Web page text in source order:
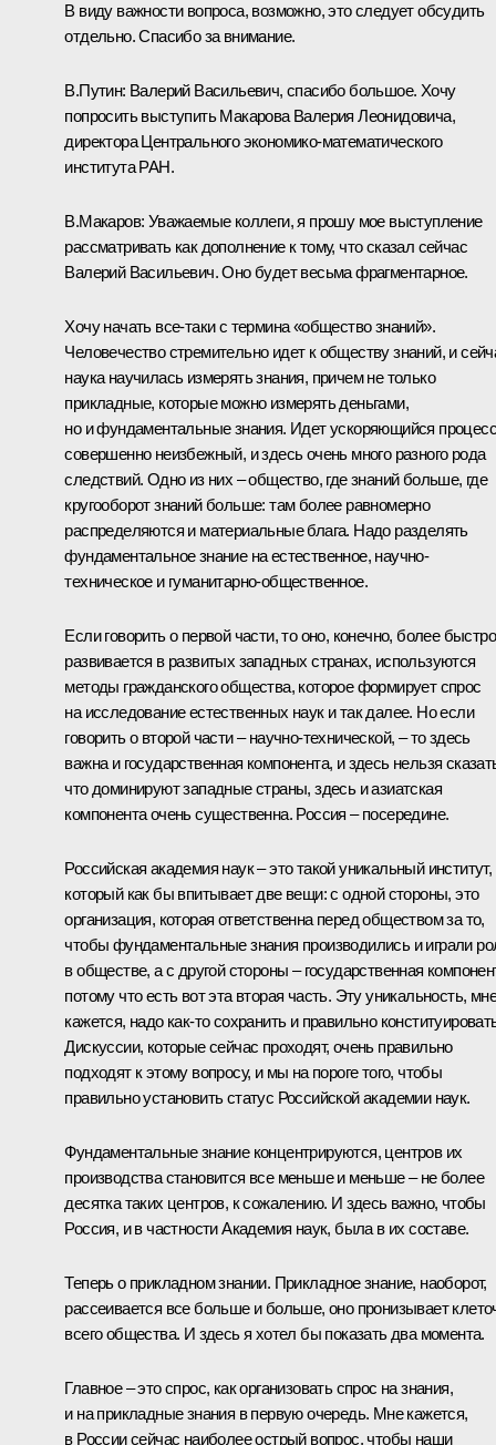
В виду важности вопроса, возможно, это следует обсудить
отдельно. Спасибо за внимание.
В.Путин: Валерий Васильевич, спасибо большое. Хочу
попросить выступить Макарова Валерия Леонидовича,
директора Центрального экономико-математического
института РАН.
В.Макаров: Уважаемые коллеги, я прошу мое выступление
рассматривать как дополнение к тому, что сказал сейчас
Валерий Васильевич. Оно будет весьма фрагментарное.
Хочу начать все‑таки с термина «общество знаний».
Человечество стремительно идет к обществу знаний, и
наука научилась измерять знания, причем не только
прикладные, которые можно измерять деньгами,
но и фундаментальные знания. Идет ускоряющийся
совершенно неизбежный, и здесь очень много разного рода
следствий. Одно из них – общество, где знаний больше, где
кругооборот знаний больше: там более равномерно
распределяются и материальные блага. Надо разделять
фундаментальное знание на естественное, научно-
техническое и гуманитарно-общественное.
Если говорить о первой части, то оно, конечно, более быстро
развивается в развитых западных странах, используются
методы гражданского общества, которое формирует спрос
на исследование естественных наук и так далее. Но если
говорить о второй части – научно-технической, – то здесь
важна и государственная компонента, и здесь нельзя
что доминируют западные страны, здесь и азиатская
компонента очень существенна. Россия – посередине.
Российская академия наук – это такой уникальный институт,
который как бы впитывает две вещи: с одной стороны, это
организация, которая ответственна перед обществом за то,
чтобы фундаментальные знания производились и играли
в обществе, а с другой стороны – государственная
потому что есть вот эта вторая часть. Эту уникальность, мне
кажется, надо как‑то сохранить и правильно
Дискуссии, которые сейчас проходят, очень правильно
подходят к этому вопросу, и мы на пороге того, чтобы
правильно установить статус Российской академии наук.
Фундаментальные знание концентрируются, центров их
производства становится все меньше и меньше – не более
десятка таких центров, к сожалению. И здесь важно, чтобы
Россия, и в частности Академия наук, была в их составе.
Теперь о прикладном знании. Прикладное знание, наоборот,
рассеивается все больше и больше, оно пронизывает
всего общества. И здесь я хотел бы показать два момента.
Главное – это спрос, как организовать спрос на знания,
и на прикладные знания в первую очередь. Мне кажется,
в России сейчас наиболее острый вопрос, чтобы наши